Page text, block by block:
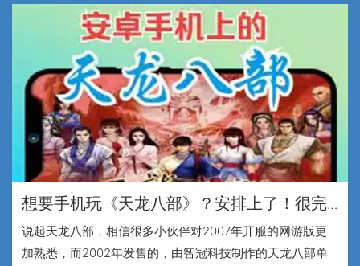
器版本都不一样，这就导致了很多兄弟没有实现在手机上玩
电脑游戏的梦想。但是最近，一个新的模拟器诞生了，也许
会一举终结这些缺点，让更多的安卓手机…
想要手机玩《天龙八部》？安排上了！很完
美哟~
说起天龙八部，相信很多小伙伴对2007年开服的网游版更
加熟悉，而2002年发售的，由智冠科技制作的天龙八部单